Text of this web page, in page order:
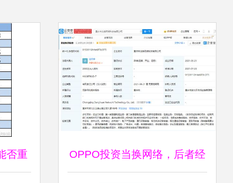
否重 OPPO投资当换网络，后者经